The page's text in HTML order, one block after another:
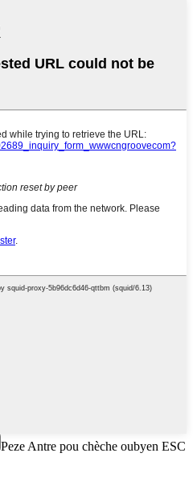
Peze Antre pou chèche oubyen ESC